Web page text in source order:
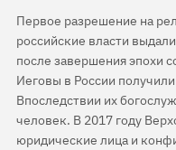
Первое разрешение на
российские власти
после завершения эпохи
Иеговы в России
Впоследствии их
человек. В 2017 году
юридические лица и